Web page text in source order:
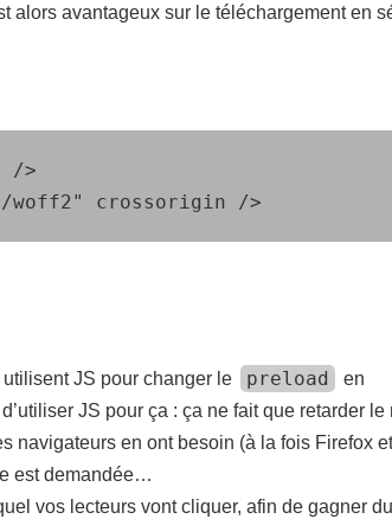
alors avantageux sur le téléchargement en
/>
woff2" crossorigin />
utilisent JS pour changer le preload en
JS pour ça : ça ne fait que retarder le
navigateurs en ont besoin (à la fois Firefox et
est demandée…
vos lecteurs vont cliquer, afin de gagner